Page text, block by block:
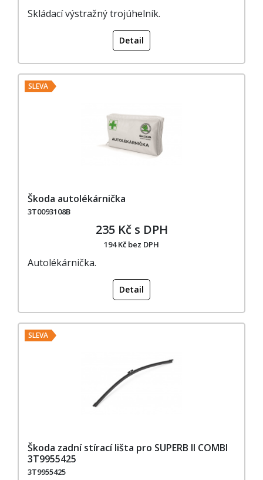
Skládací výstražný trojúhelník.
Detail
SLEVA
Škoda autolékárnička
3T0093108B
235 Kč s DPH
194 Kč bez DPH
Autolékárnička.
Detail
SLEVA
Škoda zadní stírací lišta pro SUPERB II COMBI
3T9955425
3T9955425